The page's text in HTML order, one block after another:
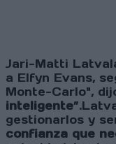
Jari-Matti
a Elfyn Evans,
Monte-Carlo",
inteligente
gestionarlos y
confianza que